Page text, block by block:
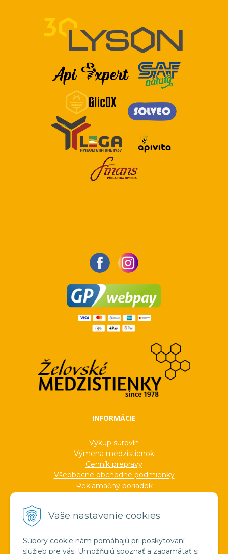
Vaše nastavenie cookies
Súbory cookie nám pomáhajú pri poskytovaní
služieb pre vás. Umožňujú spoznať a zapamätať si
INFORMÁCIE
Výkup surovín
Výmena medzistienok
Cenník prepravy
Všeobecné obchodné podmienky
Reklamačný poriadok
Formuláre
Ocenenia
Veľkoobchod